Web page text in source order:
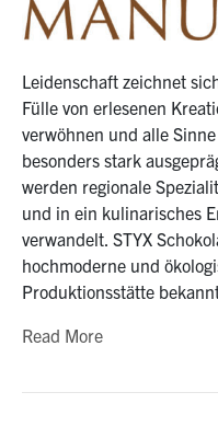
Leidenschaft zeichnet
Fülle von erlesenen
verwöhnen und alle
besonders stark
werden regionale
und in ein kulinarisches
verwandelt. STYX
hochmoderne und
Produktionsstätte
Read More